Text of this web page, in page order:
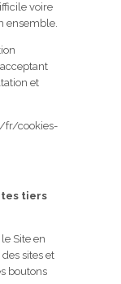
voire
ensemble.
et
fr/cookies-
tiers
Site en
sites et
boutons